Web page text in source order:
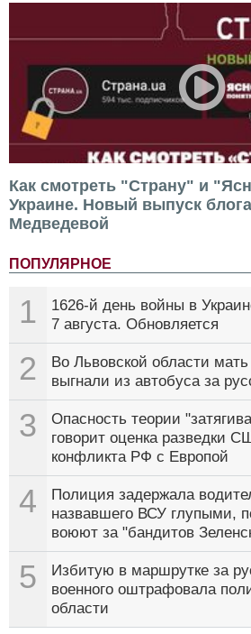
Как смотреть "Страну" и
Украине. Новый выпуск
Медведевой
ПОПУЛЯРНОЕ
1
1626-й день войны в
7 августа. Обновляется
2
Во Львовской области
выгнали из автобуса за
3
Опасность теории
говорит оценка разведки
конфликта РФ с Европой
4
Полиция задержала
назвавшего ВСУ глупыми,
воюют за "бандитов
5
Избитую в маршрутке за
военного оштрафовала
области